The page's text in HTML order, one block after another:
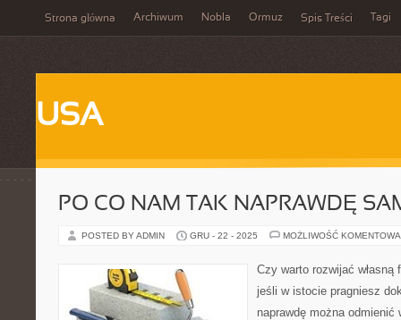
Strona główna Archiwum Nobla Ormuz Spis Treści Tagi
USA
PO CO NAM TAK NAPRAWDĘ
POSTED BY ADMIN GRU - 22 - 2025 MOŻLIWOŚĆ
Czy warto rozwijać
jeśli w istocie pragniesz
naprawdę można odmienić